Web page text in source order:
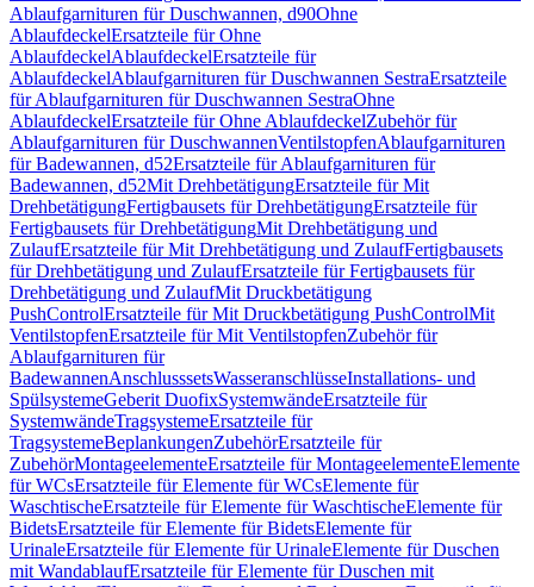
Ablaufgarnituren für Duschwannen, d90Ohne
AblaufdeckelErsatzteile für Ohne
AblaufdeckelAblaufdeckelErsatzteile für
AblaufdeckelAblaufgarnituren für Duschwannen SestraErsatzteile
für Ablaufgarnituren für Duschwannen SestraOhne
AblaufdeckelErsatzteile für Ohne AblaufdeckelZubehör für
Ablaufgarnituren für DuschwannenVentilstopfenAblaufgarnituren
für Badewannen, d52Ersatzteile für Ablaufgarnituren für
Badewannen, d52Mit DrehbetätigungErsatzteile für Mit
DrehbetätigungFertigbausets für DrehbetätigungErsatzteile für
Fertigbausets für DrehbetätigungMit Drehbetätigung und
ZulaufErsatzteile für Mit Drehbetätigung und ZulaufFertigbausets
für Drehbetätigung und ZulaufErsatzteile für Fertigbausets für
Drehbetätigung und ZulaufMit Druckbetätigung
PushControlErsatzteile für Mit Druckbetätigung PushControlMit
VentilstopfenErsatzteile für Mit VentilstopfenZubehör für
Ablaufgarnituren für
BadewannenAnschlusssetsWasseranschlüsseInstallations- und
SpülsystemeGeberit DuofixSystemwändeErsatzteile für
SystemwändeTragsystemeErsatzteile für
TragsystemeBeplankungenZubehörErsatzteile für
ZubehörMontageelementeErsatzteile für MontageelementeElemente
für WCsErsatzteile für Elemente für WCsElemente für
WaschtischeErsatzteile für Elemente für WaschtischeElemente für
BidetsErsatzteile für Elemente für BidetsElemente für
UrinaleErsatzteile für Elemente für UrinaleElemente für Duschen
mit WandablaufErsatzteile für Elemente für Duschen mit